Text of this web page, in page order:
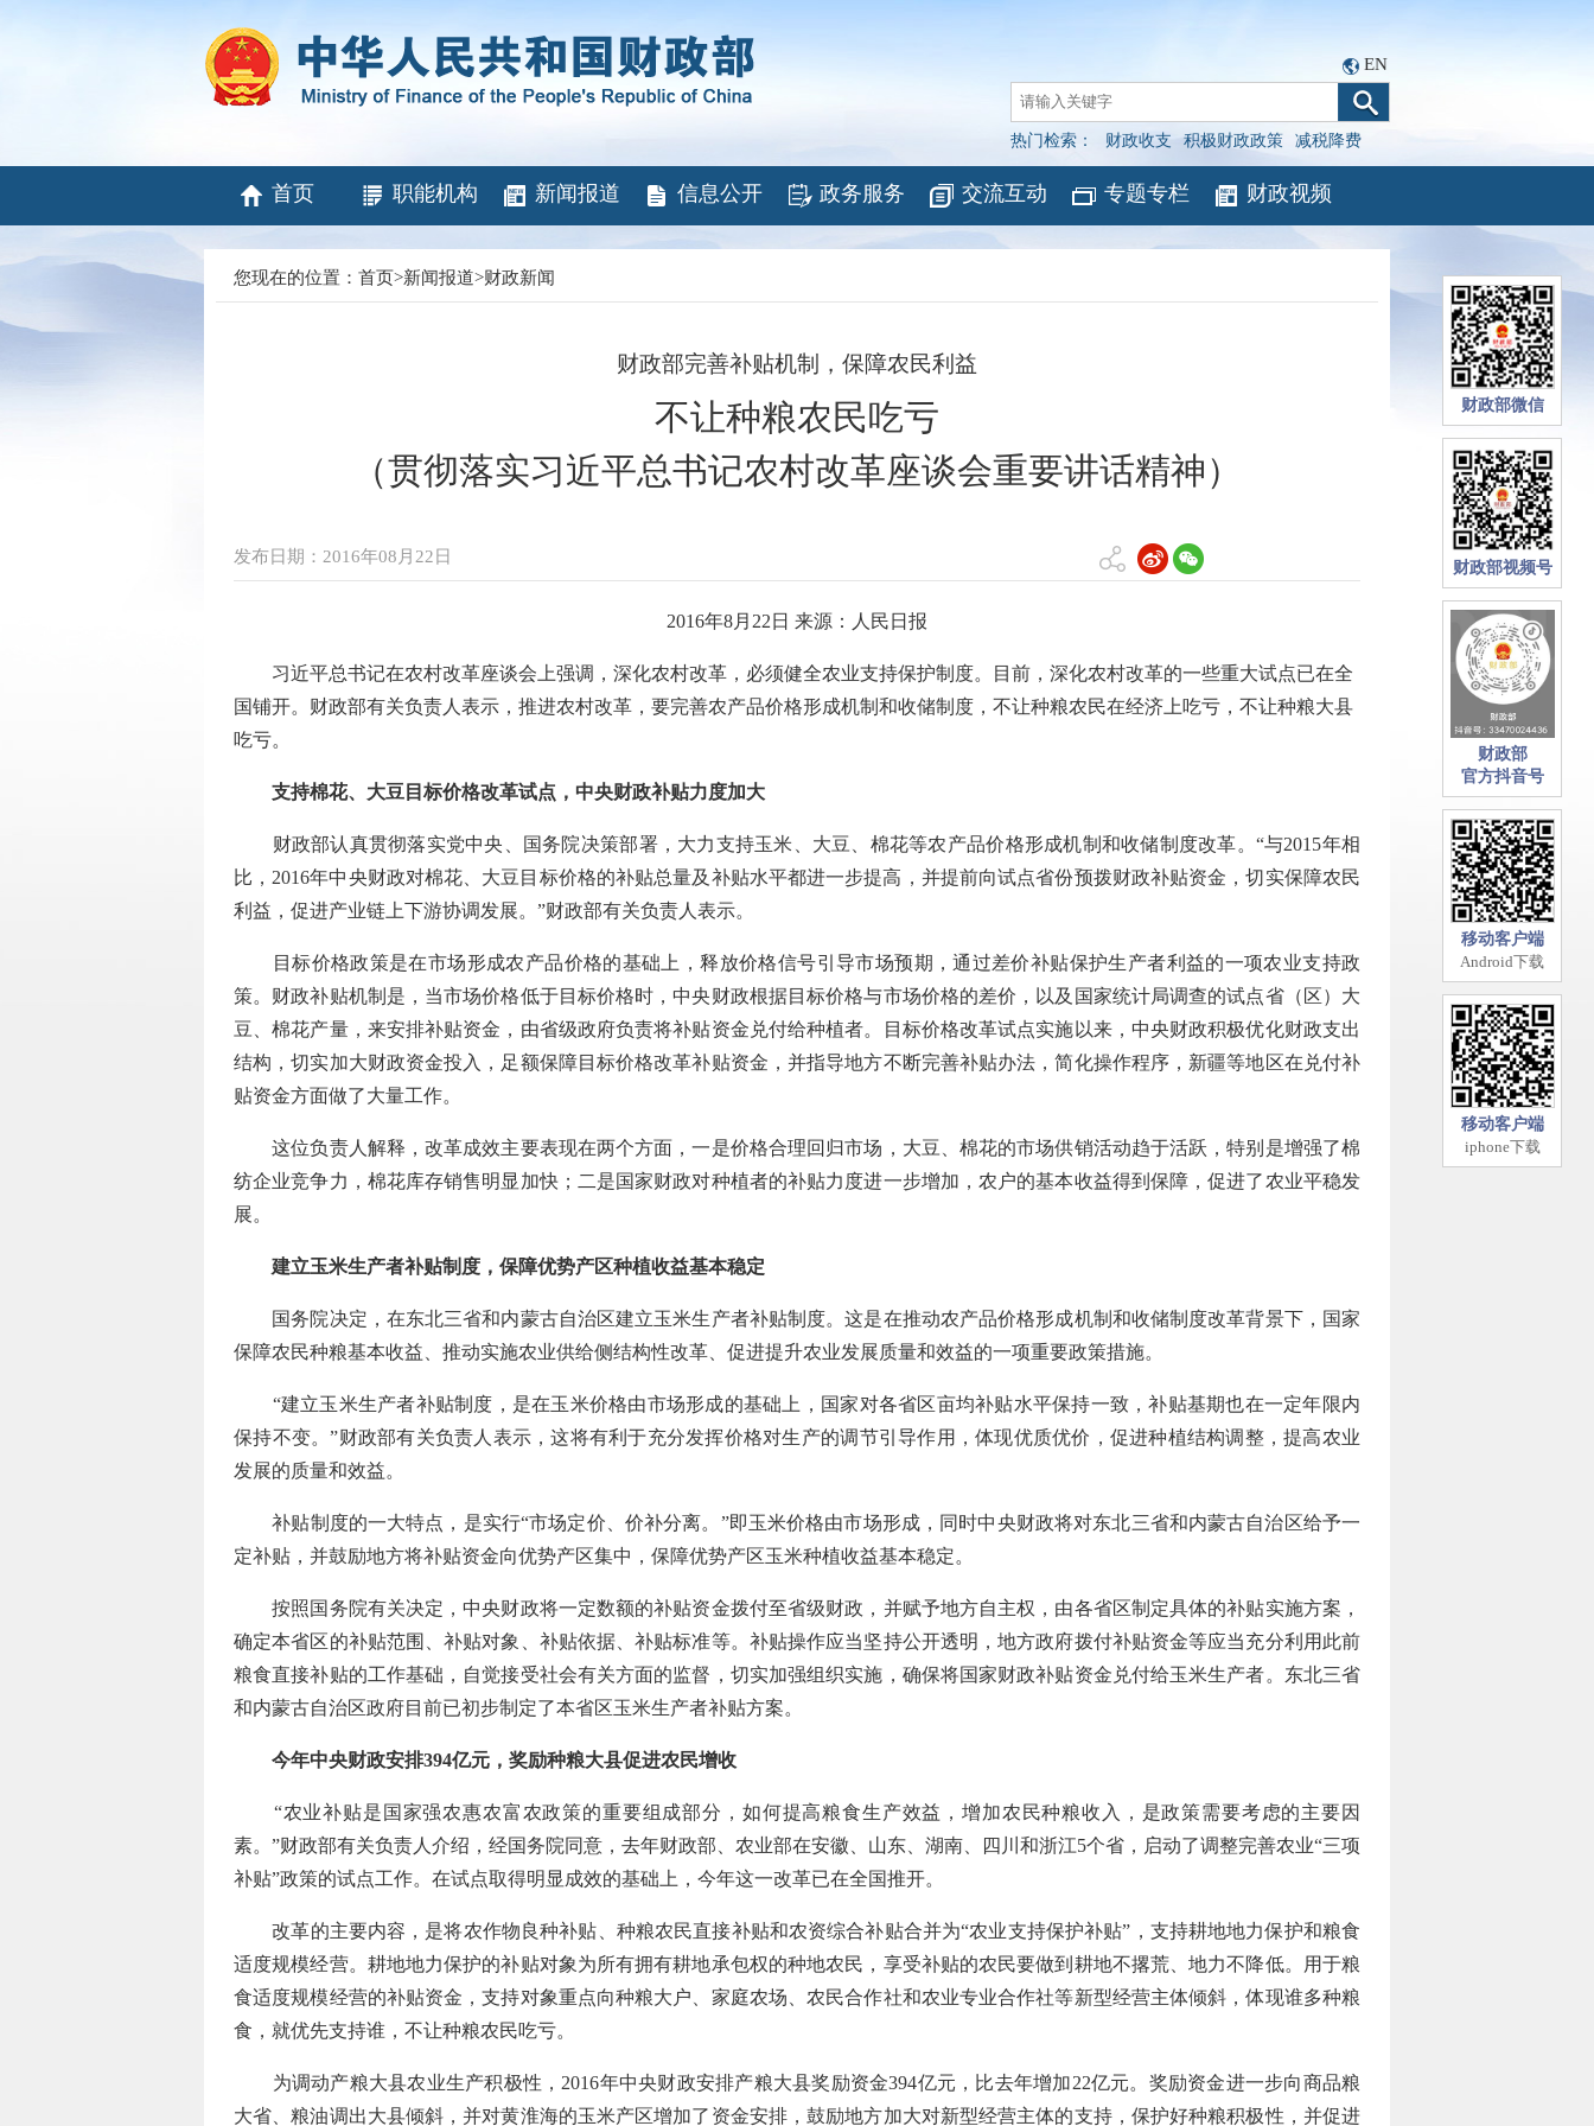
EN
热门检索： 财政收支 积极财政政策 减税降费
首页 职能机构 新闻报道 信息公开 政务服务 交流互动 专题专栏 财政视频
您现在的位置： 首页>新闻报道>财政新闻
财政部完善补贴机制，保障农民利益
不让种粮农民吃亏
（贯彻落实习近平总书记农村改革座谈会重要讲话精神）
发布日期：2016年08月22日
2016年8月22日 来源：人民日报
习近平总书记在农村改革座谈会上强调，深化农村改革，必须健全农业支持保护制度。目前，深化农村改革的一些重大试点已在全
国铺开。财政部有关负责人表示，推进农村改革，要完善农产品价格形成机制和收储制度，不让种粮农民在经济上吃亏，不让种粮大县
吃亏。
支持棉花、大豆目标价格改革试点，中央财政补贴力度加大
财政部认真贯彻落实党中央、国务院决策部署，大力支持玉米、大豆、棉花等农产品价格形成机制和收储制度改革。“与2015年相
比，2016年中央财政对棉花、大豆目标价格的补贴总量及补贴水平都进一步提高，并提前向试点省份预拨财政补贴资金，切实保障农民
利益，促进产业链上下游协调发展。”财政部有关负责人表示。
目标价格政策是在市场形成农产品价格的基础上，释放价格信号引导市场预期，通过差价补贴保护生产者利益的一项农业支持政
策。财政补贴机制是，当市场价格低于目标价格时，中央财政根据目标价格与市场价格的差价，以及国家统计局调查的试点省（区）大
豆、棉花产量，来安排补贴资金，由省级政府负责将补贴资金兑付给种植者。目标价格改革试点实施以来，中央财政积极优化财政支出
结构，切实加大财政资金投入，足额保障目标价格改革补贴资金，并指导地方不断完善补贴办法，简化操作程序，新疆等地区在兑付补
贴资金方面做了大量工作。
这位负责人解释，改革成效主要表现在两个方面，一是价格合理回归市场，大豆、棉花的市场供销活动趋于活跃，特别是增强了棉
纺企业竞争力，棉花库存销售明显加快；二是国家财政对种植者的补贴力度进一步增加，农户的基本收益得到保障，促进了农业平稳发
展。
建立玉米生产者补贴制度，保障优势产区种植收益基本稳定
国务院决定，在东北三省和内蒙古自治区建立玉米生产者补贴制度。这是在推动农产品价格形成机制和收储制度改革背景下，国家
保障农民种粮基本收益、推动实施农业供给侧结构性改革、促进提升农业发展质量和效益的一项重要政策措施。
“建立玉米生产者补贴制度，是在玉米价格由市场形成的基础上，国家对各省区亩均补贴水平保持一致，补贴基期也在一定年限内
保持不变。”财政部有关负责人表示，这将有利于充分发挥价格对生产的调节引导作用，体现优质优价，促进种植结构调整，提高农业
发展的质量和效益。
补贴制度的一大特点，是实行“市场定价、价补分离。”即玉米价格由市场形成，同时中央财政将对东北三省和内蒙古自治区给予一
定补贴，并鼓励地方将补贴资金向优势产区集中，保障优势产区玉米种植收益基本稳定。
按照国务院有关决定，中央财政将一定数额的补贴资金拨付至省级财政，并赋予地方自主权，由各省区制定具体的补贴实施方案，
确定本省区的补贴范围、补贴对象、补贴依据、补贴标准等。补贴操作应当坚持公开透明，地方政府拨付补贴资金等应当充分利用此前
粮食直接补贴的工作基础，自觉接受社会有关方面的监督，切实加强组织实施，确保将国家财政补贴资金兑付给玉米生产者。东北三省
和内蒙古自治区政府目前已初步制定了本省区玉米生产者补贴方案。
今年中央财政安排394亿元，奖励种粮大县促进农民增收
“农业补贴是国家强农惠农富农政策的重要组成部分，如何提高粮食生产效益，增加农民种粮收入，是政策需要考虑的主要因
素。”财政部有关负责人介绍，经国务院同意，去年财政部、农业部在安徽、山东、湖南、四川和浙江5个省，启动了调整完善农业“三项
补贴”政策的试点工作。在试点取得明显成效的基础上，今年这一改革已在全国推开。
改革的主要内容，是将农作物良种补贴、种粮农民直接补贴和农资综合补贴合并为“农业支持保护补贴”，支持耕地地力保护和粮食
适度规模经营。耕地地力保护的补贴对象为所有拥有耕地承包权的种地农民，享受补贴的农民要做到耕地不撂荒、地力不降低。用于粮
食适度规模经营的补贴资金，支持对象重点向种粮大户、家庭农场、农民合作社和农业专业合作社等新型经营主体倾斜，体现谁多种粮
食，就优先支持谁，不让种粮农民吃亏。
为调动产粮大县农业生产积极性，2016年中央财政安排产粮大县奖励资金394亿元，比去年增加22亿元。奖励资金进一步向商品粮
大省、粮油调出大县倾斜，并对黄淮海的玉米产区增加了资金安排，鼓励地方加大对新型经营主体的支持，保护好种粮积极性，并促进
财政部微信
财政部视频号
财政部
官方抖音号
移动客户端
Android下载
移动客户端
iphone下载